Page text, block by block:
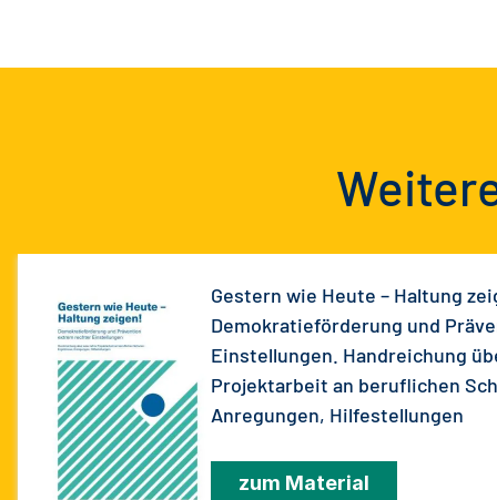
Gestern wie Heute – Haltung
Demokratieförderung und
Einstellungen. Handreichung
Projektarbeit an beruflichen
Anregungen, Hilfestellungen
zum Material